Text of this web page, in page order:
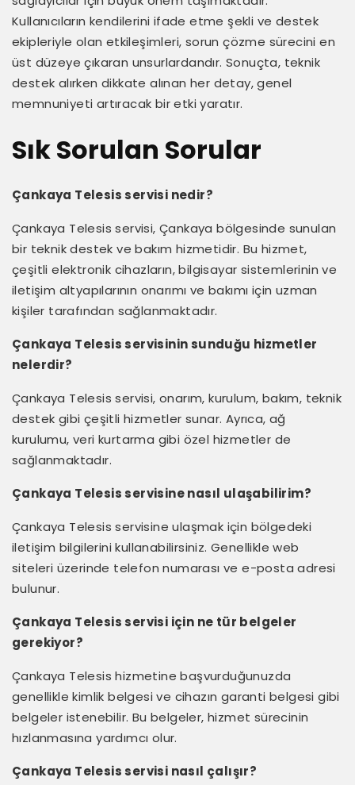
Kullanıcıların kendilerini ifade etme şekli ve destek
ekipleriyle olan etkileşimleri, sorun çözme sürecini en
üst düzeye çıkaran unsurlardandır. Sonuçta, teknik
destek alırken dikkate alınan her detay, genel
memnuniyeti artıracak bir etki yaratır.
Sık Sorulan Sorular
Çankaya Telesis servisi nedir?
Çankaya Telesis servisi, Çankaya bölgesinde sunulan
bir teknik destek ve bakım hizmetidir. Bu hizmet,
çeşitli elektronik cihazların, bilgisayar sistemlerinin ve
iletişim altyapılarının onarımı ve bakımı için uzman
kişiler tarafından sağlanmaktadır.
Çankaya Telesis servisinin sunduğu hizmetler
nelerdir?
Çankaya Telesis servisi, onarım, kurulum, bakım, teknik
destek gibi çeşitli hizmetler sunar. Ayrıca, ağ
kurulumu, veri kurtarma gibi özel hizmetler de
sağlanmaktadır.
Çankaya Telesis servisine nasıl ulaşabilirim?
Çankaya Telesis servisine ulaşmak için bölgedeki
iletişim bilgilerini kullanabilirsiniz. Genellikle web
siteleri üzerinde telefon numarası ve e-posta adresi
bulunur.
Çankaya Telesis servisi için ne tür belgeler
gerekiyor?
Çankaya Telesis hizmetine başvurduğunuzda
genellikle kimlik belgesi ve cihazın garanti belgesi gibi
belgeler istenebilir. Bu belgeler, hizmet sürecinin
hızlanmasına yardımcı olur.
Çankaya Telesis servisi nasıl çalışır?